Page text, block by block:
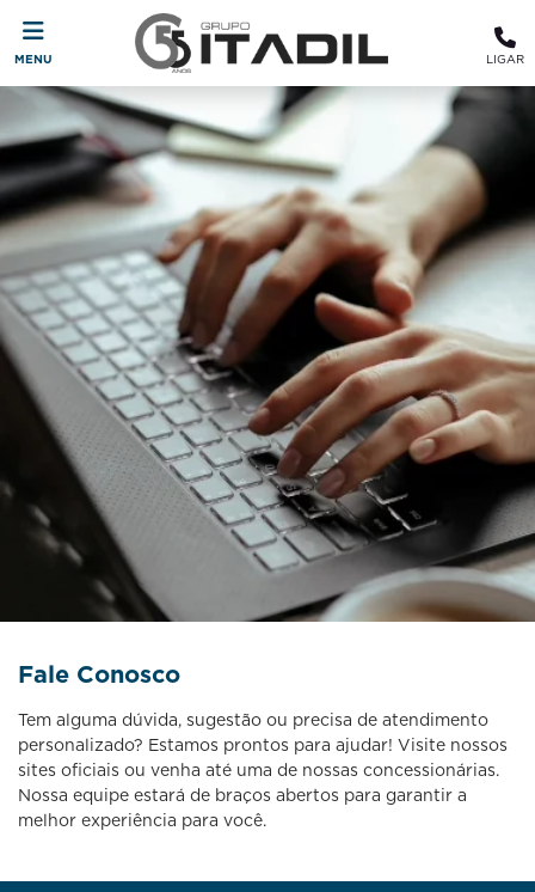
MENU LIGAR
Fale Conosco
Tem alguma dúvida, sugestão ou precisa de atendimento
personalizado? Estamos prontos para ajudar! Visite nossos
sites oficiais ou venha até uma de nossas concessionárias.
Nossa equipe estará de braços abertos para garantir a
melhor experiência para você.